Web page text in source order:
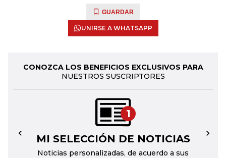
GUARDAR
UNIRSE A WHATSAPP
CONOZCA LOS BENEFICIOS EXCLUSIVOS PARA
NUESTROS SUSCRIPTORES
1
MI SELECCIÓN DE NOTICIAS
Noticias personalizadas, de acuerdo a sus
← →